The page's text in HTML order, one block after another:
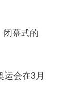
幕式的
会在3月